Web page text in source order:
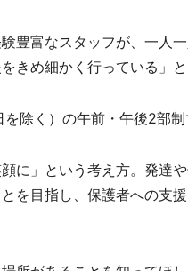
豊富なスタッフが、一人
きめ細かく行っている」と
除く）の午前・午後2部制
に」という考え方。発達
を目指し、保護者への支